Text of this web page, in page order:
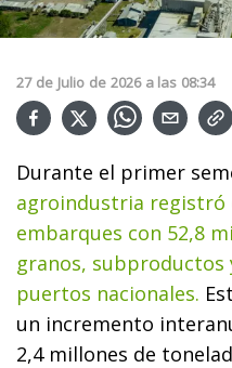
27 de Julio de 2026 a las 08:34
Durante el primer
agroindustria registró
embarques con 52,8
granos, subproductos
puertos nacionales.
un incremento
2,4 millones de